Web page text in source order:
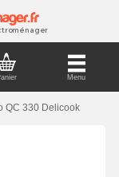
Menu
QC 330 Delicook